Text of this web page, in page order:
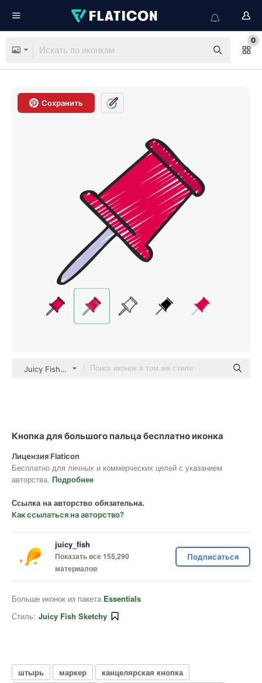
0
Сохранить
Juicy Fish Sketchy
Кнопка для большого пальца бесплатно иконка
Лицензия Flaticon
Бесплатно для личных и коммерческих целей с указанием
авторства. Подробнее
Ссылка на авторство обязательна.
Как ссылаться на авторство?
juicy_fish
Показать все 155,290
материалов
Подписаться
Больше иконок из пакета Essentials
Стиль: Juicy Fish Sketchy
штырь маркер
канцелярская кнопка